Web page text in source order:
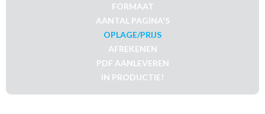
FORMAAT
AANTAL PAGINA'S
OPLAGE/PRIJS
AFREKENEN
PDF AANLEVEREN
IN PRODUCTIE!